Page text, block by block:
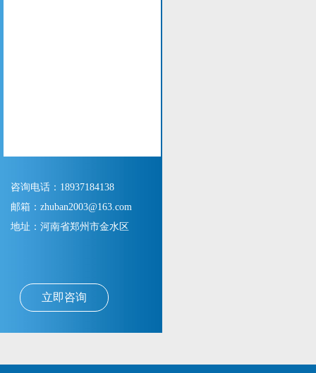
咨询电话：18937184138
邮箱：zhuban2003@163.com
地址：河南省郑州市金水区
立即咨询